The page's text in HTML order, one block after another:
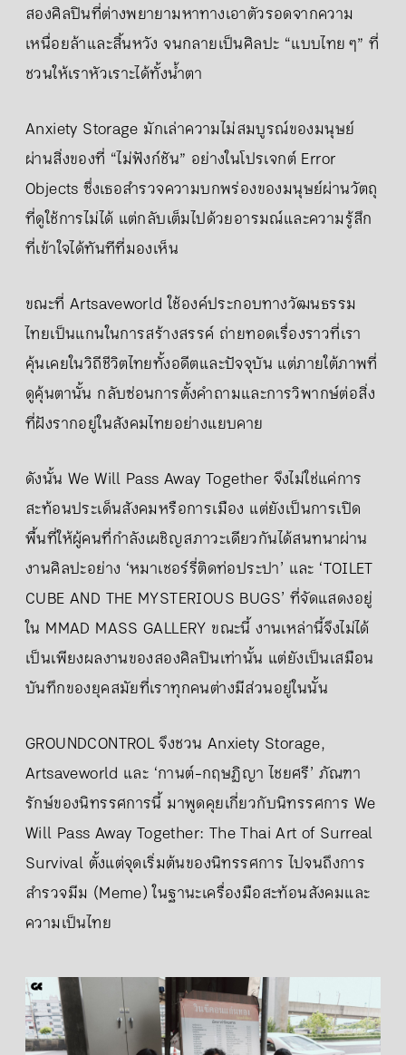
สองศิลปินที่ต่างพยายามหาทางเอาตัวรอดจากความ
เหนื่อยล้าและสิ้นหวัง จนกลายเป็นศิลปะ “แบบไทย ๆ” ที่
ชวนให้เราหัวเราะได้ทั้งน้ำตา
Anxiety Storage มักเล่าความไม่สมบูรณ์ของมนุษย์
ผ่านสิ่งของที่ “ไม่ฟังก์ชัน” อย่างในโปรเจกต์ Error
Objects ซึ่งเธอสำรวจความบกพร่องของมนุษย์ผ่านวัตถุ
ที่ดูใช้การไม่ได้ แต่กลับเต็มไปด้วยอารมณ์และความรู้สึก
ที่เข้าใจได้ทันทีที่มองเห็น
ขณะที่ Artsaveworld ใช้องค์ประกอบทางวัฒนธรรม
ไทยเป็นแกนในการสร้างสรรค์ ถ่ายทอดเรื่องราวที่เรา
คุ้นเคยในวิถีชีวิตไทยทั้งอดีตและปัจจุบัน แต่ภายใต้ภาพที่
ดูคุ้นตานั้น กลับซ่อนการตั้งคำถามและการวิพากษ์ต่อสิ่ง
ที่ฝังรากอยู่ในสังคมไทยอย่างแยบคาย
ดังนั้น We Will Pass Away Together จึงไม่ใช่แค่การ
สะท้อนประเด็นสังคมหรือการเมือง แต่ยังเป็นการเปิด
พื้นที่ให้ผู้คนที่กำลังเผชิญสภาวะเดียวกันได้สนทนาผ่าน
งานศิลปะอย่าง ‘หมาเชอร์รี่ติดท่อประปา’ และ ‘TOILET
CUBE AND THE MYSTERIOUS BUGS’ ที่จัดแสดงอยู่
ใน MMAD MASS GALLERY ขณะนี้ งานเหล่านี้จึงไม่ได้
เป็นเพียงผลงานของสองศิลปินเท่านั้น แต่ยังเป็นเสมือน
บันทึกของยุคสมัยที่เราทุกคนต่างมีส่วนอยู่ในนั้น
GROUNDCONTROL จึงชวน Anxiety Storage,
Artsaveworld และ ‘กานต์-กฤษฏิญา ไชยศรี’ ภัณฑา
รักษ์ของนิทรรศการนี้ มาพูดคุยเกี่ยวกับนิทรรศการ We
Will Pass Away Together: The Thai Art of Surreal
Survival ตั้งแต่จุดเริ่มต้นของนิทรรศการ ไปจนถึงการ
สำรวจมีม (Meme) ในฐานะเครื่องมือสะท้อนสังคมและ
ความเป็นไทย